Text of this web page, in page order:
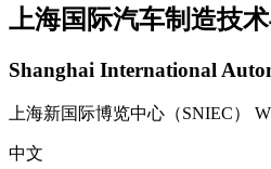
上海国际汽车制造技
Shanghai International
上海新国际博览中心（SNIEC）
中文